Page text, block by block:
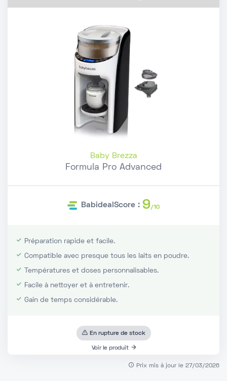
Baby Brezza
Formula Pro Advanced
BabidealScore : 9/10
Préparation rapide et facile.
Compatible avec presque tous les laits en poudre.
Températures et doses personnalisables.
Facile à nettoyer et à entretenir.
Gain de temps considérable.
En rupture de stock
Voir le produit
Prix mis à jour le 27/03/2026